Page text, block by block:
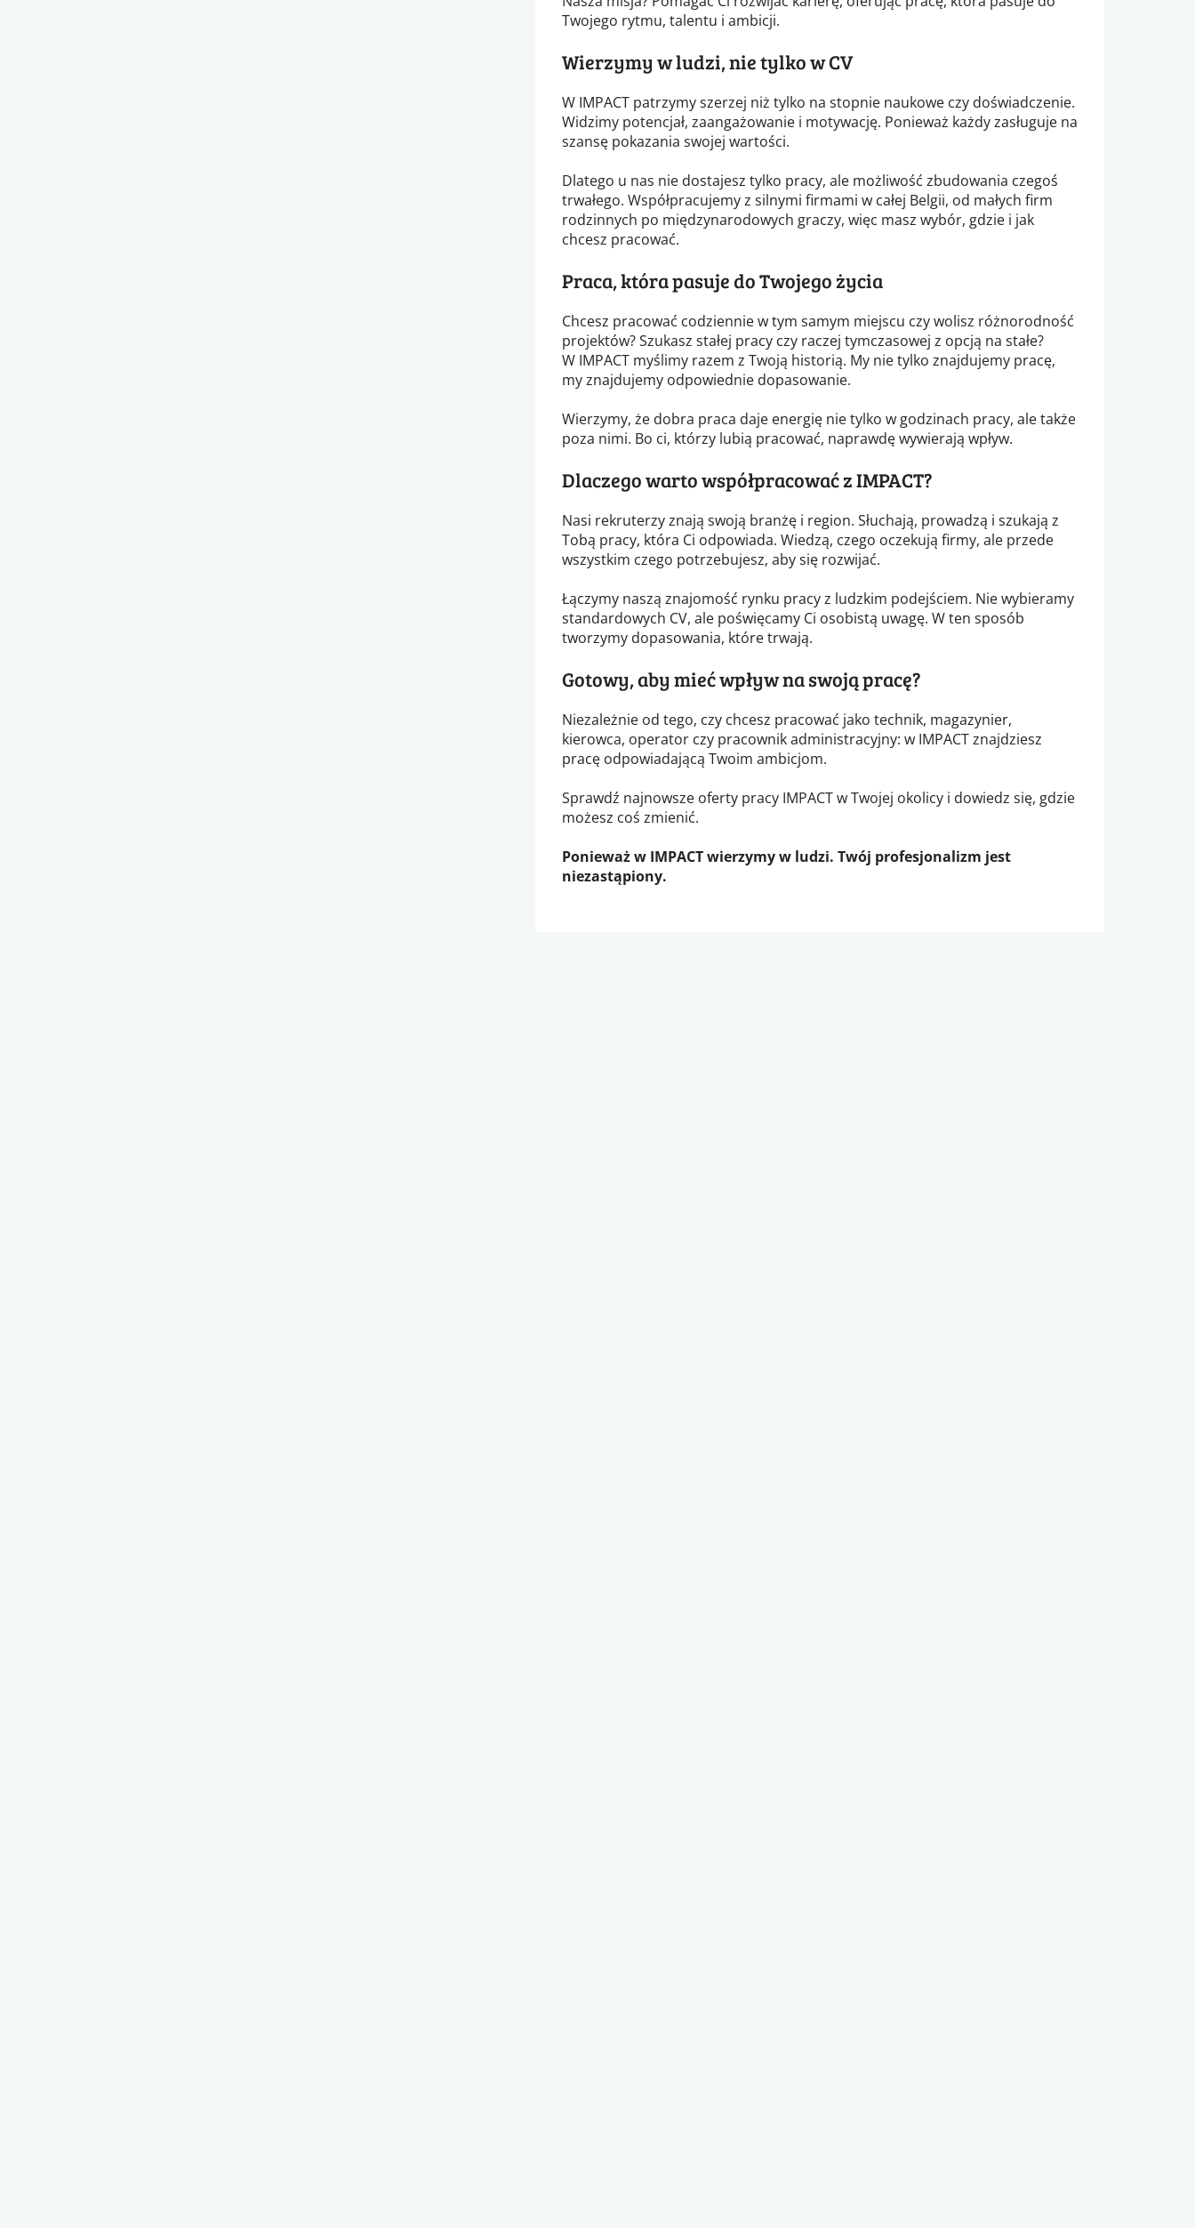
Twojego rytmu, talentu i ambicji.
Wierzymy w ludzi, nie tylko w CV
W IMPACT patrzymy szerzej niż tylko na stopnie naukowe czy doświadczenie.
Widzimy potencjał, zaangażowanie i motywację. Ponieważ każdy zasługuje na
szansę pokazania swojej wartości.
Dlatego u nas nie dostajesz tylko pracy, ale możliwość zbudowania czegoś
trwałego. Współpracujemy z silnymi firmami w całej Belgii, od małych firm
rodzinnych po międzynarodowych graczy, więc masz wybór, gdzie i jak
chcesz pracować.
Praca, która pasuje do Twojego życia
Chcesz pracować codziennie w tym samym miejscu czy wolisz różnorodność
projektów? Szukasz stałej pracy czy raczej tymczasowej z opcją na stałe?
W IMPACT myślimy razem z Twoją historią. My nie tylko znajdujemy pracę,
my znajdujemy odpowiednie dopasowanie.
Wierzymy, że dobra praca daje energię nie tylko w godzinach pracy, ale także
poza nimi. Bo ci, którzy lubią pracować, naprawdę wywierają wpływ.
Dlaczego warto współpracować z IMPACT?
Nasi rekruterzy znają swoją branżę i region. Słuchają, prowadzą i szukają z
Tobą pracy, która Ci odpowiada. Wiedzą, czego oczekują firmy, ale przede
wszystkim czego potrzebujesz, aby się rozwijać.
Łączymy naszą znajomość rynku pracy z ludzkim podejściem. Nie wybieramy
standardowych CV, ale poświęcamy Ci osobistą uwagę. W ten sposób
tworzymy dopasowania, które trwają.
Gotowy, aby mieć wpływ na swoją pracę?
Niezależnie od tego, czy chcesz pracować jako technik, magazynier,
kierowca, operator czy pracownik administracyjny: w IMPACT znajdziesz
pracę odpowiadającą Twoim ambicjom.
Sprawdź najnowsze oferty pracy IMPACT w Twojej okolicy i dowiedz się, gdzie
możesz coś zmienić.
Ponieważ w IMPACT wierzymy w ludzi. Twój profesjonalizm jest
niezastąpiony.